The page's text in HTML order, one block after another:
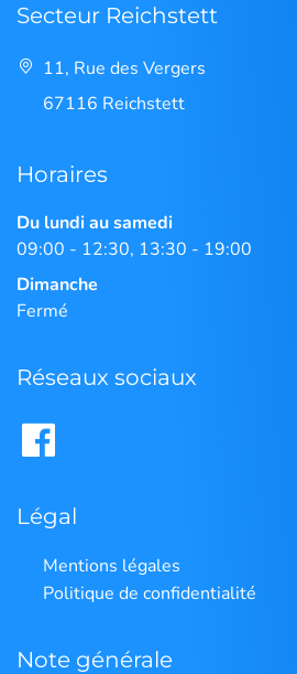
Secteur Reichstett
11, Rue des Vergers
67116 Reichstett
Horaires
Du lundi au samedi
09:00 - 12:30, 13:30 - 19:00
Dimanche
Fermé
Réseaux sociaux
Légal
Mentions légales
Politique de confidentialité
Note générale